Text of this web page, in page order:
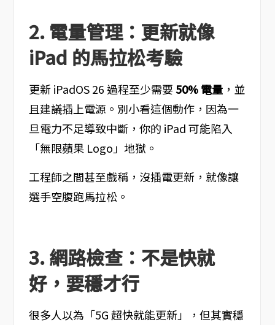
2. 電量管理：更新就像
iPad 的馬拉松考驗
更新 iPadOS 26 過程至少需要50% 電量，並
且建議插上電源。別小看這個動作，因為一
旦電力不足導致中斷，你的 iPad 可能陷入
「無限蘋果 Logo」地獄。
工程師之間甚至戲稱，沒插電更新，就像讓
選手空腹跑馬拉松。
3. 網路檢查：不是快就
好，要穩才行
很多人以為「5G 超快就能更新」，但其實穩